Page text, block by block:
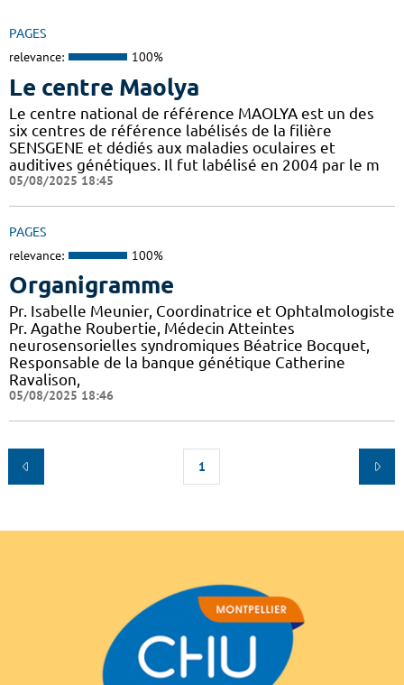
PAGES
relevance: 100%
Le centre Maolya
Le centre national de référence MAOLYA est un des
six centres de référence labélisés de la filière
SENSGENE et dédiés aux maladies oculaires et
auditives génétiques. Il fut labélisé en 2004 par le m
05/08/2025 18:45
PAGES
relevance: 100%
Organigramme
Pr. Isabelle Meunier, Coordinatrice et Ophtalmologiste
Pr. Agathe Roubertie, Médecin Atteintes
neurosensorielles syndromiques Béatrice Bocquet,
Responsable de la banque génétique Catherine
Ravalison,
05/08/2025 18:46
1